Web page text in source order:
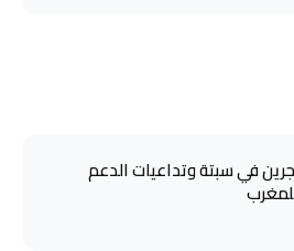
في سبتة وتداعيات الدعم